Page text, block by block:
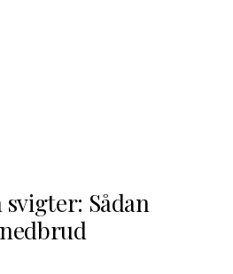
Sådan